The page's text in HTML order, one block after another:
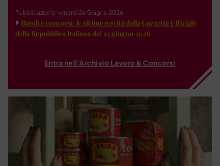
Pubblicazione: venerdì 26 Giugno 2026
Bandi e concorsi: le ultime novità dalla Gazzetta Ufficiale
della Repubblica Italiana del 23 giugno 2026
Entra nell'Archivio Lavoro & Concorsi